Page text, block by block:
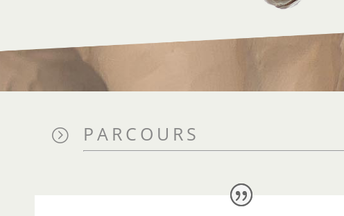
= PARCOURS